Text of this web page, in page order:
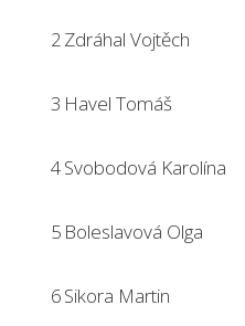
2Zdráhal Vojtěch
3 Havel Tomáš
4Svobodová Karolína
5 Boleslavová Olga
6Sikora Martin